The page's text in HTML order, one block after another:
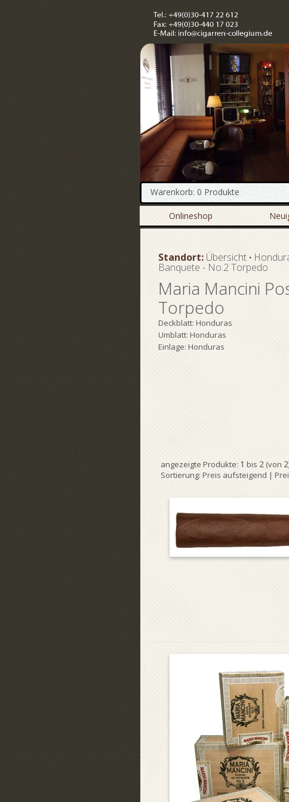
Warenkorb: 0 Produkte
Onlineshop
Standort: Übersicht·
Banquete - No.2 Torpedo
Maria Mancini
Torpedo
Deckblatt: Honduras
Umblatt: Honduras
Einlage: Honduras
angezeigte Produkte: 1 bis 2(von 2
Sortierung: Preis aufsteigend |